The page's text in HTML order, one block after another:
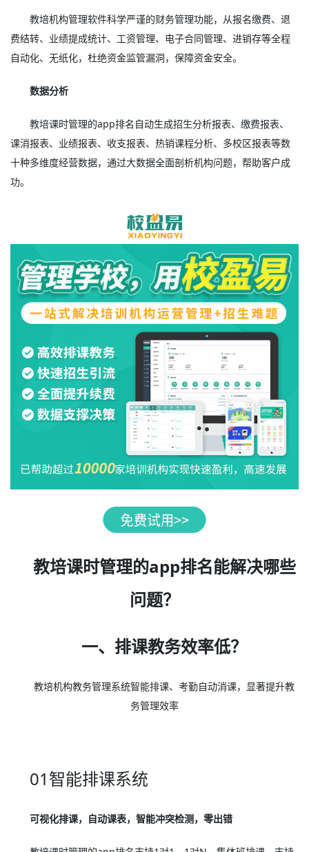
教培机构管理软件科学严谨的财务管理功能，从报名缴费、退
费结转、业绩提成统计、工资管理、电子合同管理、进销存等全程
自动化、无纸化，杜绝资金监管漏洞，保障资金安全。
数据分析
教培课时管理的app排名自动生成招生分析报表、缴费报表、
课消报表、业绩报表、收支报表、热销课程分析、多校区报表等数
十种多维度经营数据，通过大数据全面剖析机构问题，帮助客户成
功。
教培课时管理的app排名能解决哪些
问题？
一、排课教务效率低？
教培机构教务管理系统智能排课、考勤自动消课，显著提升教
务管理效率
01智能排课系统
可视化排课，自动课表，智能冲突检测，零出错